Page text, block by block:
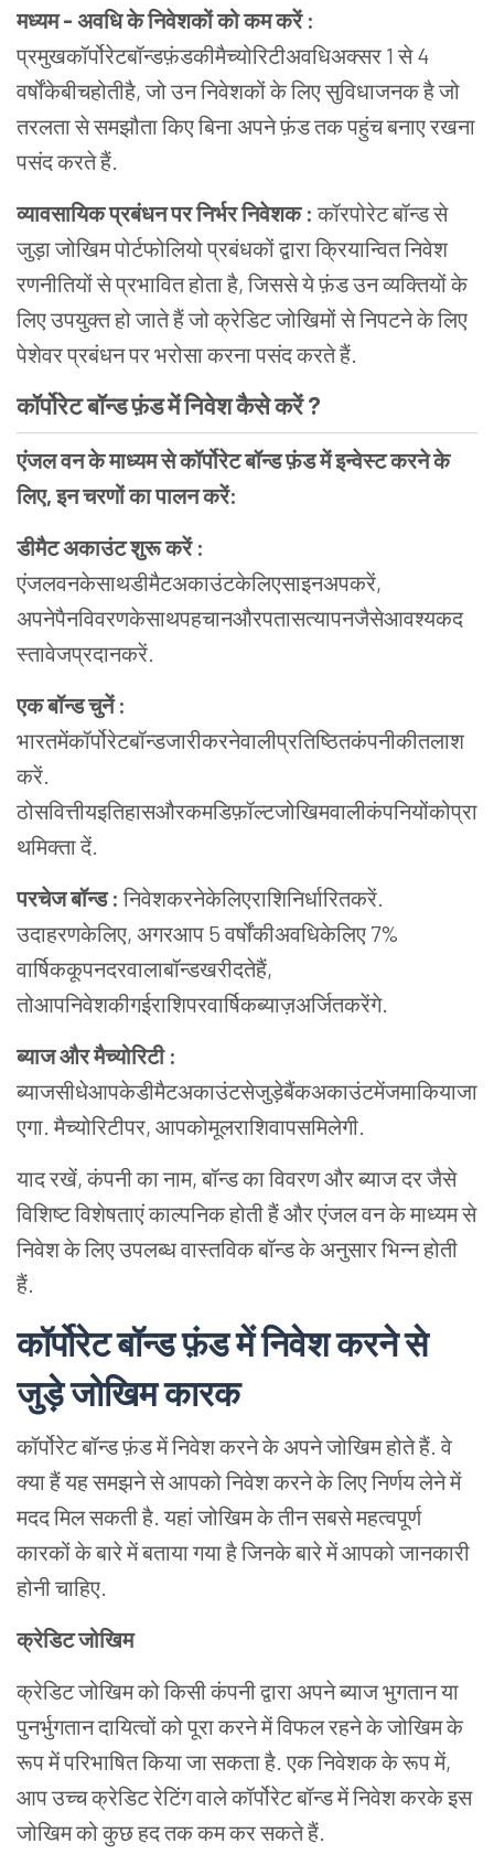
मध्यम - अवधि के निवेशकों को कम करें :
प्रमुखकॉर्पोरेटबॉन्डफ़ंडकीमैच्योरिटीअवधिअक्सर 1 से 4
वर्षोंकेबीचहोतीहै, जो उन निवेशकों के लिए सुविधाजनक है जो
तरलता से समझौता किए बिना अपने फ़ंड तक पहुंच बनाए रखना
पसंद करते हैं.
व्यावसायिक प्रबंधन पर निर्भर निवेशक :कॉरपोरेट बॉन्ड से
जुड़ा जोखिम पोर्टफोलियो प्रबंधकों द्वारा क्रियान्वित निवेश
रणनीतियों से प्रभावित होता है, जिससे ये फ़ंड उन व्यक्तियों के
लिए उपयुक्त हो जाते हैं जो क्रेडिट जोखिमों से निपटने के लिए
पेशेवर प्रबंधन पर भरोसा करना पसंद करते हैं.
कॉर्पोरेट बॉन्ड फ़ंड में निवेश कैसे करें ?
एंजल वन के माध्यम से कॉर्पोरेट बॉन्ड फ़ंड में इन्वेस्ट करने के
लिए, इन चरणों का पालन करें:
डीमैट अकाउंट शुरू करें :
एंजलवनकेसाथडीमैटअकाउंटकेलिएसाइनअपकरें,
अपनेपैनविवरणकेसाथपहचानऔरपतासत्यापनजैसेआवश्यकद
स्तावेजप्रदानकरें.
एक बॉन्ड चुनें :
भारतमेंकॉर्पोरेटबॉन्डजारीकरनेवालीप्रतिष्ठितकंपनीकीतलाश
करें.
ठोसवित्तीयइतिहासऔरकमडिफ़ॉल्टजोखिमवालीकंपनियोंकोप्रा
थमिक्ता दें.
परचेज बॉन्ड :निवेशकरनेकेलिएराशिनिर्धारितकरें.
उदाहरणकेलिए, अगरआप 5 वर्षोंकीअवधिकेलिए 7%
वार्षिककूपनदरवालाबॉन्डखरीदतेहैं,
तोआपनिवेशकीगईराशिपरवार्षिकब्याज़अर्जितकरेंगे.
ब्याज और मैच्योरिटी :
ब्याजसीधेआपकेडीमैटअकाउंटसेजुड़ेबैंकअकाउंटमेंजमाकियाजा
एगा. मैच्योरिटीपर, आपकोमूलराशिवापसमिलेगी.
याद रखें, कंपनी का नाम, बॉन्ड का विवरण और ब्याज दर जैसे
विशिष्ट विशेषताएं काल्पनिक होती हैं और एंजल वन के माध्यम से
निवेश के लिए उपलब्ध वास्तविक बॉन्ड के अनुसार भिन्न होती
हैं.
कॉर्पोरेट बॉन्ड फ़ंड में निवेश करने से
जुड़े जोखिम कारक
कॉर्पोरेट बॉन्ड फ़ंड में निवेश करने के अपने जोखिम होते हैं. वे
क्या हैं यह समझने से आपको निवेश करने के लिए निर्णय लेने में
मदद मिल सकती है. यहां जोखिम के तीन सबसे महत्वपूर्ण
कारकों के बारे में बताया गया है जिनके बारे में आपको जानकारी
होनी चाहिए.
क्रेडिट जोखिम
क्रेडिट जोखिम को किसी कंपनी द्वारा अपने ब्याज भुगतान या
पुनर्भुगतान दायित्वों को पूरा करने में विफल रहने के जोखिम के
रूप में परिभाषित किया जा सकता है. एक निवेशक के रूप में,
आप उच्च क्रेडिट रेटिंग वाले कॉर्पोरेट बॉन्ड में निवेश करके इस
जोखिम को कुछ हद तक कम कर सकते हैं.